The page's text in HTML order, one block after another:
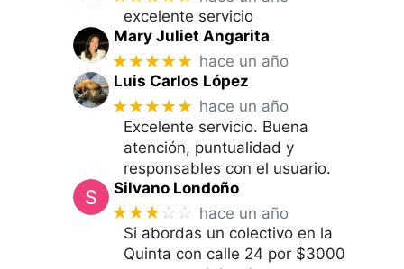
excelente servicio
Mary Juliet Angarita
★★★★★ hace un año
Luis Carlos López
★★★★★ hace un año
Excelente servicio. Buena
atención, puntualidad y
responsables con el usuario.
Silvano Londoño
★★★☆☆ hace un año
Si abordas un colectivo en la
Quinta con calle 24 por $3000